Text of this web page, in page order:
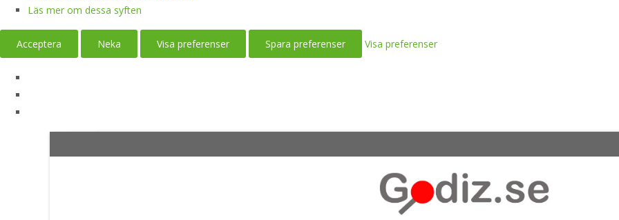
Läs mer om dessa syften
Acceptera Neka Visa preferenser Spara preferenser Visa preferenser